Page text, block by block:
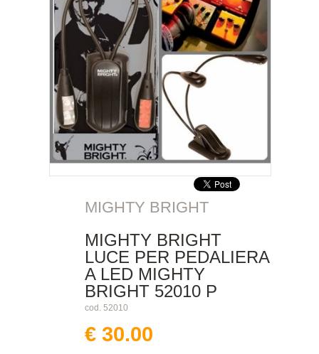
MIGHTY BRIGHT
MIGHTY BRIGHT
LUCE PER PEDALIERA
A LED MIGHTY
BRIGHT 52010 P
cod. 52010
€ 30.00